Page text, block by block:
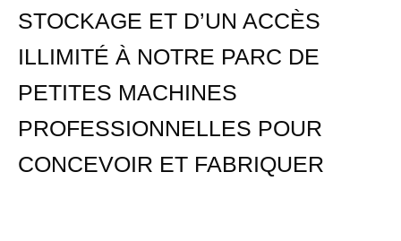
STOCKAGE ET D’UN ACCÈS
ILLIMITÉ À NOTRE PARC DE
PETITES MACHINES
PROFESSIONNELLES POUR
CONCEVOIR ET FABRIQUER